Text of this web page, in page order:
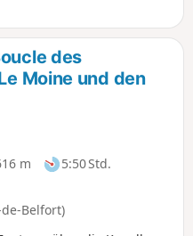
Bonnet entdecken Sie
des
Moine und den
m
5:50 Std.
Belfort)